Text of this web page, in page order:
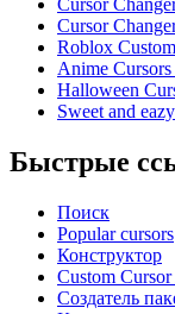
Cursor
Cursor
Roblox
Anime
Halloween
Sweet and
Быстрые
Поиск
Popular cursors
Конструктор
Custom
Создатель